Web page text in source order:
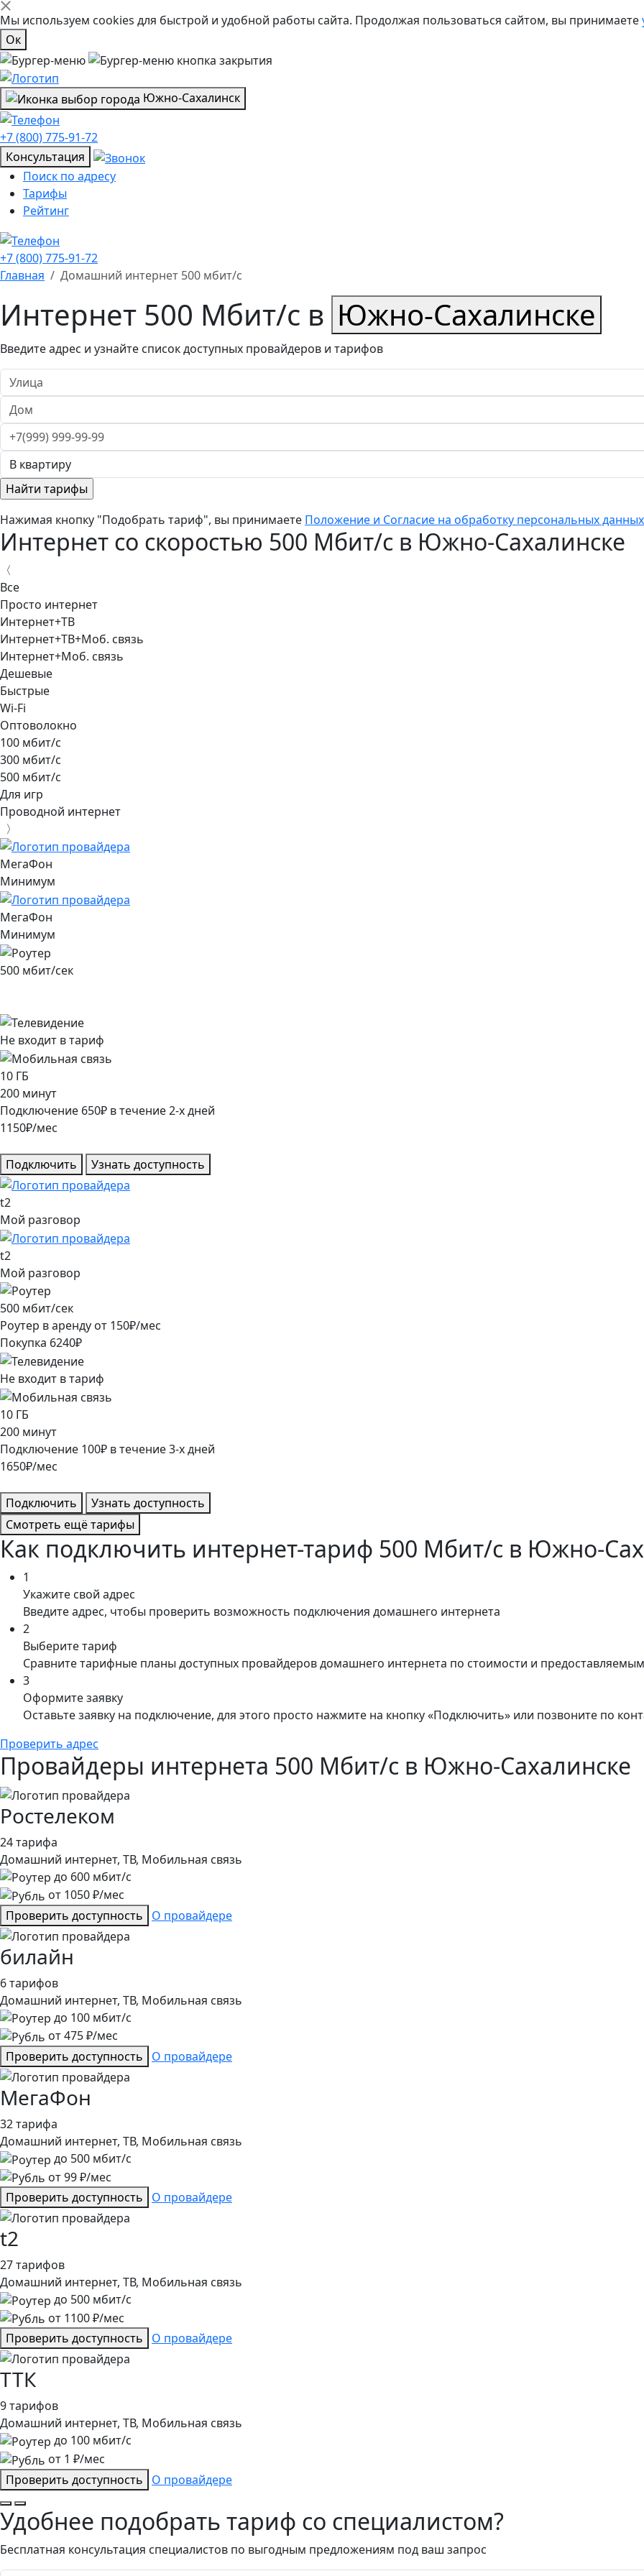
Мы используем cookies для быстрой и удобной работы сайта. Продолжая пользоваться сайтом, вы принимаете
Ок
Южно-Сахалинск
+7 (800) 775-91-72
Консультация
Поиск по адресу
Тарифы
Рейтинг
+7 (800) 775-91-72
Главная
Домашний интернет 500 мбит/с
Интернет 500 Мбит/с в Южно-Сахалинске
Введите адрес и узнайте список доступных провайдеров и тарифов
Нажимая кнопку "Подобрать тариф", вы принимаете Положение и Согласие на обработку персональных данных
Интернет со скоростью 500 Мбит/с в Южно-Сахалинске
〈
Все
Просто интернет
Интернет+ТВ
Интернет+ТВ+Моб. связь
Интернет+Моб. связь
Дешевые
Быстрые
Wi-Fi
Оптоволокно
100 мбит/с
300 мбит/с
500 мбит/с
Для игр
Проводной интернет
〉
МегаФон
Минимум
МегаФон
Минимум
500 мбит/сек
Не входит в тариф
10 ГБ
200 минут
Подключение 650₽ в течение2-х дней
1150₽/мес
Подключить Узнать доступность
t2
Мой разговор
t2
Мой разговор
500 мбит/сек
Роутер в аренду от 150₽/мес
Покупка 6240₽
Не входит в тариф
10 ГБ
200 минут
Подключение 100₽ в течение3-х дней
1650₽/мес
Подключить
Узнать доступность
Смотреть ещё тарифы
Как подключить интернет-тариф 500 Мбит/с в Южно-
1
Укажите свой адрес
Введите адрес, чтобы проверить возможность подключения домашнего интернета
2
Выберите тариф
Сравните тарифные планы доступных провайдеров домашнего интернета по стоимости и предоставляемым
3
Оформите заявку
Оставьте заявку на подключение, для этого просто нажмите на кнопку «Подключить» или позвоните по
Проверить адрес
Провайдеры интернета 500 Мбит/с в Южно-Сахалинске
Ростелеком
24 тарифа
Домашний интернет, ТВ, Мобильная связь
до 600 мбит/с
от 1050₽/мес
Проверить доступность
О провайдере
билайн
6 тарифов
Домашний интернет, ТВ, Мобильная связь
до 100 мбит/с
от475₽/мес
Проверить доступность
О провайдере
МегаФон
32 тарифа
Домашний интернет, ТВ, Мобильная связь
до 500 мбит/с
от99₽/мес
Проверить доступность
О провайдере
t2
27 тарифов
Домашний интернет, ТВ, Мобильная связь
до 500 мбит/с
от 1100₽/мес
Проверить доступность
О провайдере
ТТК
9 тарифов
Домашний интернет, ТВ, Мобильная связь
до 100 мбит/с
от 1 ₽/мес
Проверить доступность
О провайдере
Удобнее подобрать тариф со специалистом?
Бесплатная консультация специалистов по выгодным предложениям под ваш запрос